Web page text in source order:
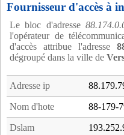
Fournisseur d'accès à
Le bloc d'adresse
l'opérateur de
d'accès attribue l'adresse
dégroupé dans la ville de
Adresse ip
Nom d'hote 88-179-
Dslam